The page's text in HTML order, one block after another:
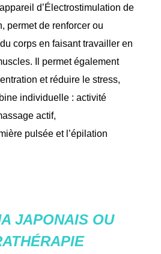
d’Électrostimulation de
permet de renforcer ou
corps en faisant travailler en
Il permet également
et réduire le stress,
individuelle : activité
actif,
pulsée et l’épilation
JAPONAIS OU